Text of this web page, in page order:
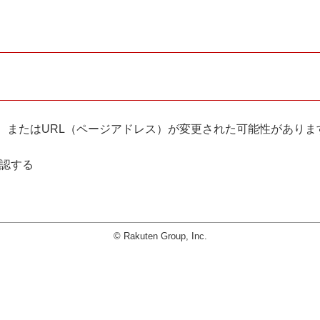
たはURL（ページアドレス）が変更された可能性がありま
する
© Rakuten Group, Inc.